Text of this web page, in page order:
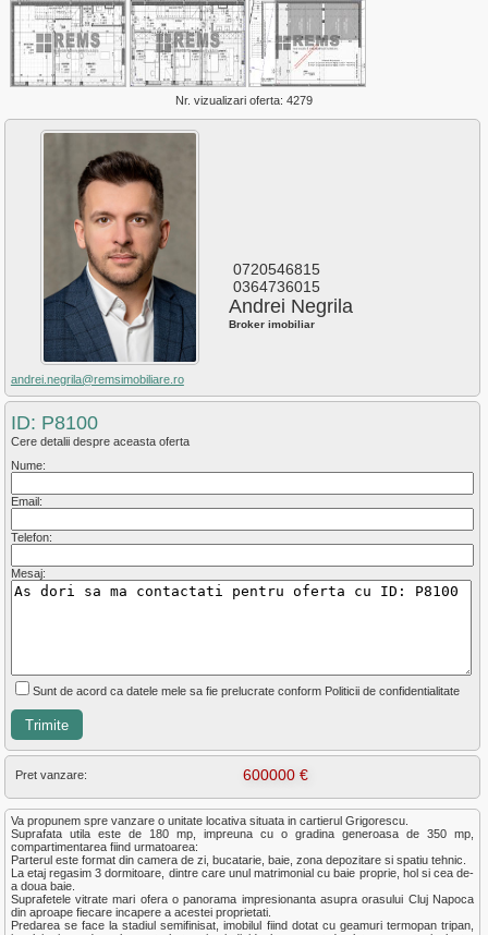
Plopilor
Salicea
Sannicoara
Semicentral
Someseni
Zorilor
Nr. vizualizari oferta: 4279
0720546815
0364736015
Andrei Negrila
Broker imobiliar
andrei.negrila@remsimobiliare.ro
ID: P8100
Cere detalii despre aceasta oferta
Nume:
Email:
Telefon:
Mesaj:
Sunt de acord ca datele mele sa fie prelucrate conform Politicii de confidentialitate
Pret vanzare: 600000 €
Va propunem spre vanzare o unitate locativa situata in cartierul Grigorescu.
Suprafata utila este de 180 mp, impreuna cu o gradina generoasa de 350 mp,
compartimentarea fiind urmatoarea:
Parterul este format din camera de zi, bucatarie, baie, zona depozitare si spatiu tehnic.
La etaj regasim 3 dormitoare, dintre care unul matrimonial cu baie proprie, hol si cea de-
a doua baie.
Suprafetele vitrate mari ofera o panorama impresionanta asupra orasului Cluj Napoca
din aproape fiecare incapere a acestei proprietati.
Predarea se face la stadiul semifinisat, imobilul fiind dotat cu geamuri termopan tripan,